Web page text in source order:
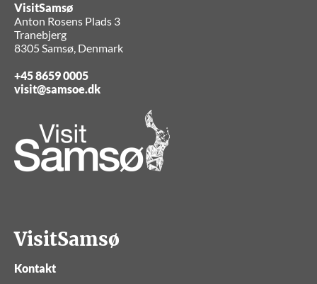
VisitSamsø
Anton Rosens Plads 3
Tranebjerg
8305 Samsø, Denmark
+45 8659 0005
visit@samsoe.dk
VisitSamsø
Kontakt